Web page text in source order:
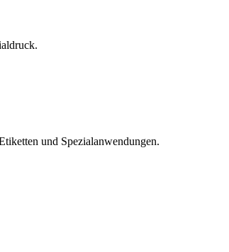
und Spezialanwendungen.